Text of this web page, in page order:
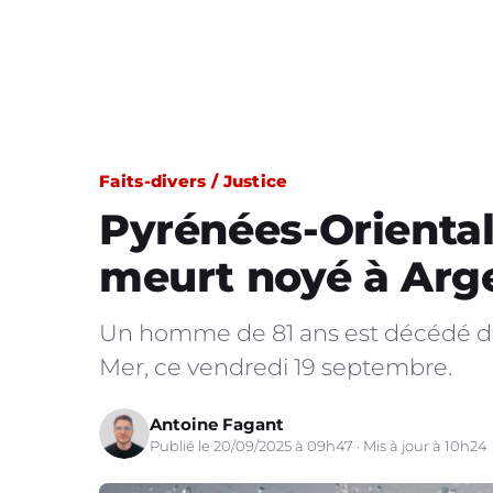
Faits-divers / Justice
Pyrénées-
meurt noyé à
Un homme de 81 ans est décédé
Mer, ce vendredi 19 septembre.
Antoine Fagant
Publié le 20/09/2025 à 09h47 · Mis à jour à 10h24